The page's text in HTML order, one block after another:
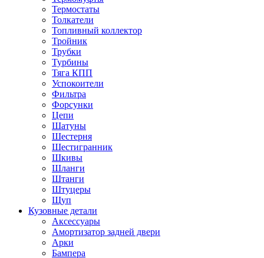
Термостаты
Толкатели
Топливный коллектор
Тройник
Трубки
Турбины
Тяга КПП
Успокоители
Фильтра
Форсунки
Цепи
Шатуны
Шестерня
Шестигранник
Шкивы
Шланги
Штанги
Штуцеры
Щуп
Кузовные детали
Аксессуары
Амортизатор задней двери
Арки
Бампера